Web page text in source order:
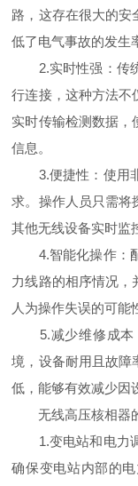
路，这存在很大的安
低了电气事故的发生
2.实时性强：传统
行连接，这种方法不
实时传输检测数据，
信息。
3.便捷性：使用非
求。操作人员只需将
其他无线设备实时监
4.智能化操作：配
力线路的相序情况，
人为操作失误的可能
5.减少维修成本
境，设备耐用且故障
低，能够有效减少因
无线高压核相器的
1.变电站和电力调
确保变电站内部的